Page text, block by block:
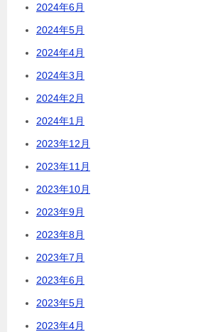
2024年6月
2024年5月
2024年4月
2024年3月
2024年2月
2024年1月
2023年12月
2023年11月
2023年10月
2023年9月
2023年8月
2023年7月
2023年6月
2023年5月
2023年4月